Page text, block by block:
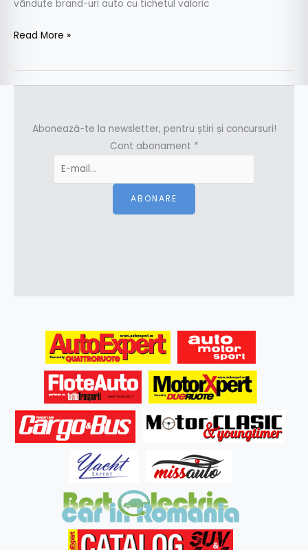
vândute brand-uri auto cu tichetul valoric
Read More »
Abonează-te la newsletter, pentru știri și concursuri!
Cont abonament *
ABONARE